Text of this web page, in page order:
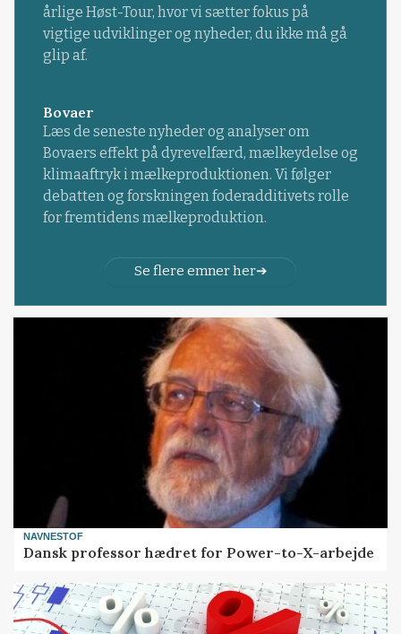
årlige Høst-Tour, hvor vi sætter fokus på
vigtige udviklinger og nyheder, du ikke må gå
glip af.
Bovaer
Læs de seneste nyheder og analyser om
Bovaers effekt på dyrevelfærd, mælkeydelse og
klimaaftryk i mælkeproduktionen. Vi følger
debatten og forskningen foderadditivets rolle
for fremtidens mælkeproduktion.
Se flere emner her
NAVNESTOF
Dansk professor hædret for Power-to-X-arbejde